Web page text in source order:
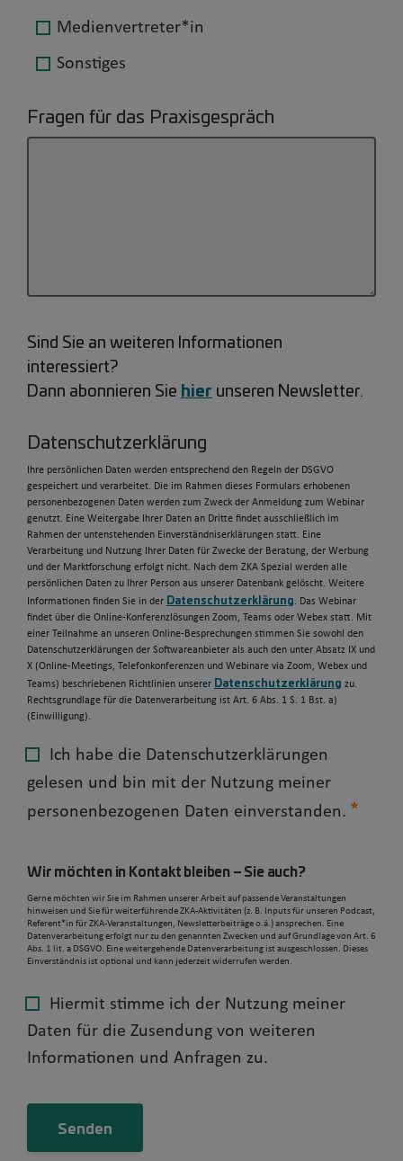
Medienvertreter*in
Sonstiges
Fragen für das Praxisgespräch
Sind Sie an weiteren Informationen
interessiert?
Dann abonnieren Sie hier unseren Newsletter.
Datenschutzerklärung
Ihre persönlichen Daten werden entsprechend den Regeln der DSGVO
gespeichert und verarbeitet. Die im Rahmen dieses Formulars erhobenen
personenbezogenen Daten werden zum Zweck der Anmeldung zum Webinar
genutzt. Eine Weitergabe Ihrer Daten an Dritte findet ausschließlich im
Rahmen der untenstehenden Einverständniserklärungen statt. Eine
Verarbeitung und Nutzung Ihrer Daten für Zwecke der Beratung, der Werbung
und der Marktforschung erfolgt nicht. Nach dem ZKA Spezial werden alle
persönlichen Daten zu Ihrer Person aus unserer Datenbank gelöscht. Weitere
Informationen finden Sie in der Datenschutzerklärung. Das Webinar
findet über die Online-Konferenzlösungen Zoom, Teams oder Webex statt. Mit
einer Teilnahme an unseren Online-Besprechungen stimmen Sie sowohl den
Datenschutzerklärungen der Softwareanbieter als auch den unter Absatz IX und
X (Online-Meetings, Telefonkonferenzen und Webinare via Zoom, Webex und
Teams) beschriebenen Richtlinien unserer Datenschutzerklärung zu.
Rechtsgrundlage für die Datenverarbeitung ist Art. 6 Abs. 1 S. 1 Bst. a)
(Einwilligung).
Ich habe die Datenschutzerklärungen
gelesen und bin mit der Nutzung meiner
personenbezogenen Daten einverstanden.
Wir möchten in Kontakt bleiben – Sie auch?
Gerne möchten wir Sie im Rahmen unserer Arbeit auf passende Veranstaltungen
hinweisen und Sie für weiterführende ZKA-Aktivitäten (z. B. Inputs für unseren Podcast,
Referent*in für ZKA-Veranstaltungen, Newsletterbeiträge o.ä.) ansprechen. Eine
Datenverarbeitung erfolgt nur zu den genannten Zwecken und auf Grundlage von Art. 6
Abs. 1 lit. a DSGVO. Eine weitergehende Datenverarbeitung ist ausgeschlossen. Dieses
Einverständnis ist optional und kann jederzeit widerrufen werden.
Hiermit stimme ich der Nutzung meiner
Daten für die Zusendung von weiteren
Informationen und Anfragen zu.